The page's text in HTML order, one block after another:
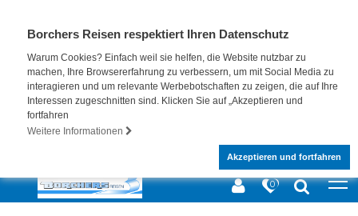
Borchers Reisen respektiert Ihren Datenschutz
Warum Cookies? Einfach weil sie helfen, die Website nutzbar zu
machen, Ihre Browsererfahrung zu verbessern, um mit Social Media zu
interagieren und um relevante Werbebotschaften zu zeigen, die auf Ihre
Interessen zugeschnitten sind. Klicken Sie auf „Akzeptieren und
fortfahren
Weitere Informationen
Akzeptieren und fortfahren
0